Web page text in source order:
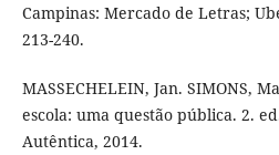
Campinas: Mercado de Letras;
213-240.
MASSECHELEIN, Jan. SIMONS,
escola: uma questão pública. 2.
Autêntica, 2014.